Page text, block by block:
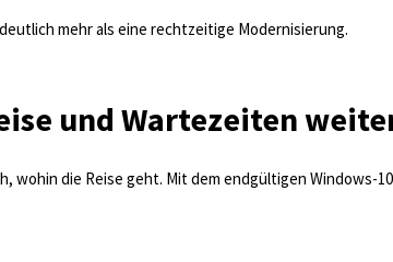
mehr als eine rechtzeitige Modernisierung.
und Wartezeiten
die Reise geht. Mit dem endgültigen Windows-